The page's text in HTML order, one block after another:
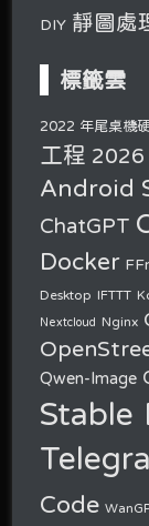
DIY 靜圖處
標籤雲
2022 年尾桌機
工程 2026
Android
ChatGPT
Docker
Desktop IFTTT
Nextcloud Nginx
Qwen-Image
Stable
Code